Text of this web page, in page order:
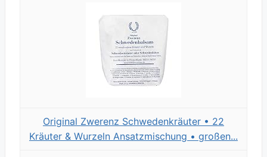
Original Zwerenz Schwedenkräuter • 22
Kräuter & Wurzeln Ansatzmischung • großen...